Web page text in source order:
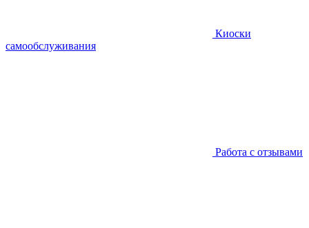
Киоски
самообслуживания
Работа с отзывами